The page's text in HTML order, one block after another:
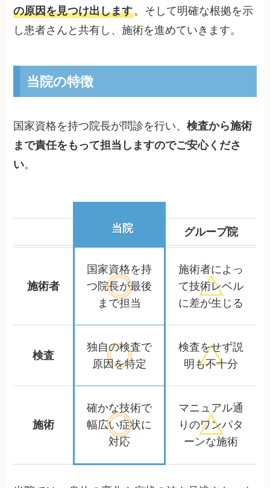
の原因を見つけ出します。そして明確な根拠を示
し患者さんと共有し、施術を進めていきます。
当院の特徴
国家資格を持つ院長が問診を行い、検査から施術
まで責任をもって担当しますのでご安心くださ
い。
当院 グループ院
施術者
国家資格を持
つ院長が最後
まで担当
施術者によっ
て技術レベル
に差が生じる
検査
独自の検査で
原因を特定
検査をせず説
明も不十分
施術
確かな技術で
幅広い症状に
対応
マニュアル通
りのワンパタ
ーンな施術